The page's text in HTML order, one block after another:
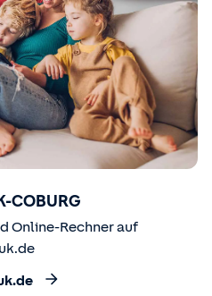
COBURG
Online-Rechner auf